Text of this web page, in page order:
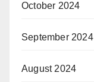
October 2024
September 2024
August 2024